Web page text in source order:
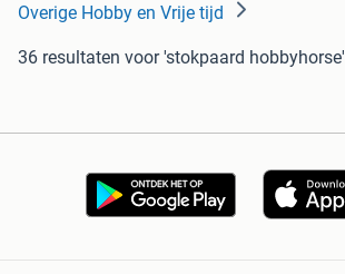
Overige Hobby en Vrije tijd
36 resultaten voor 'stokpaard hobbyhorse'